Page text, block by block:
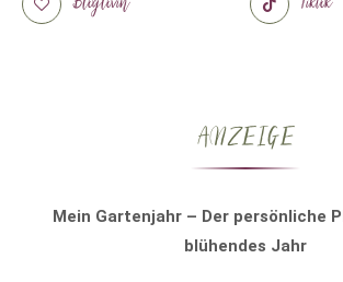
ANZEIGE
Mein Gartenjahr – Der persönliche
blühendes Jahr